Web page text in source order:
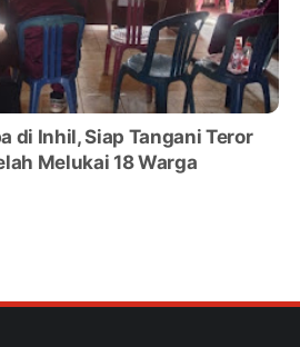
di Inhil, Siap Tangani Teror
Melukai 18 Warga